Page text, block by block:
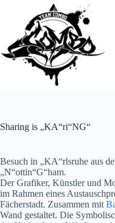
springen
Sharing is „KA“ri“NG“
Besuch in „KA“rlsruhe aus
„N“ottin“G“ham.
Der Grafiker, Künstler und
im Rahmen eines
Fächerstadt. Zusammen mit
Wand gestaltet. Die